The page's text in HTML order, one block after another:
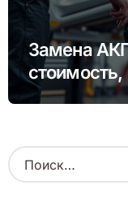
Замена
сервиса
Н
а